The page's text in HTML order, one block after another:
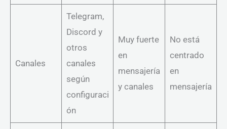
Canales
Telegram,
Discord y
otros
canales
según
configuraci
ón
Muy fuerte
en
mensajería
y canales
No está
centrado
en
mensajería